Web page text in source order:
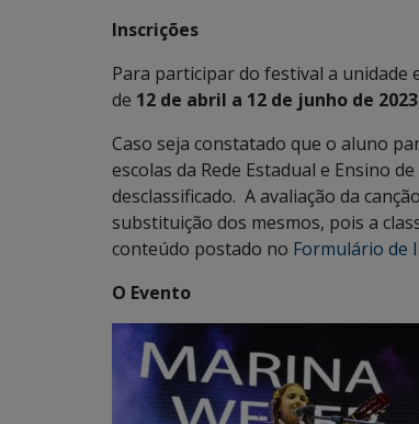
Inscrições
Para participar do festival a unidade
de 12 de abril a 12 de junho de 2023
Caso seja constatado que o aluno
escolas da Rede Estadual e Ensino
desclassificado. A avaliação da
substituição dos mesmos, pois a
conteúdo postado no Formulário de
O Evento